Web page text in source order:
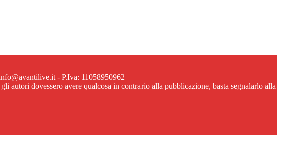
- P.Iva: 11058950962
dovessero avere qualcosa in contrario alla pubblicazione, basta segnalarlo alla